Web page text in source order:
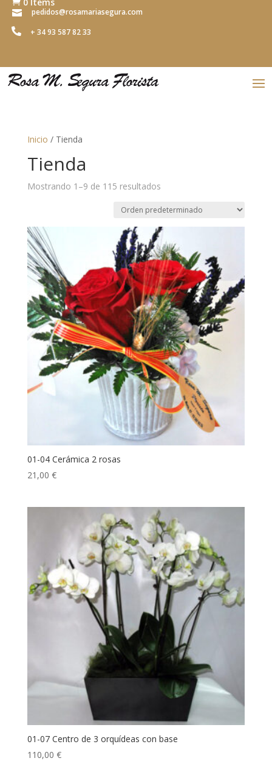
 pedidos@rosamariasegura.com
 + 34 93 587 82 33
Inicio / Tienda
Tienda
Mostrando 1–9 de 115 resultados
01-04 Cerámica 2 rosas
21,00 €
01-07 Centro de 3 orquídeas con base
110,00 €